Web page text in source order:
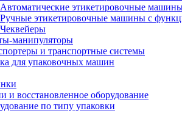
Автоматические этикетировочные
Ручные этикетировочные машины с
Чеквейеры
манипуляторы
и транспортные системы
для упаковочных машин
и восстановленное оборудование
по типу упаковки